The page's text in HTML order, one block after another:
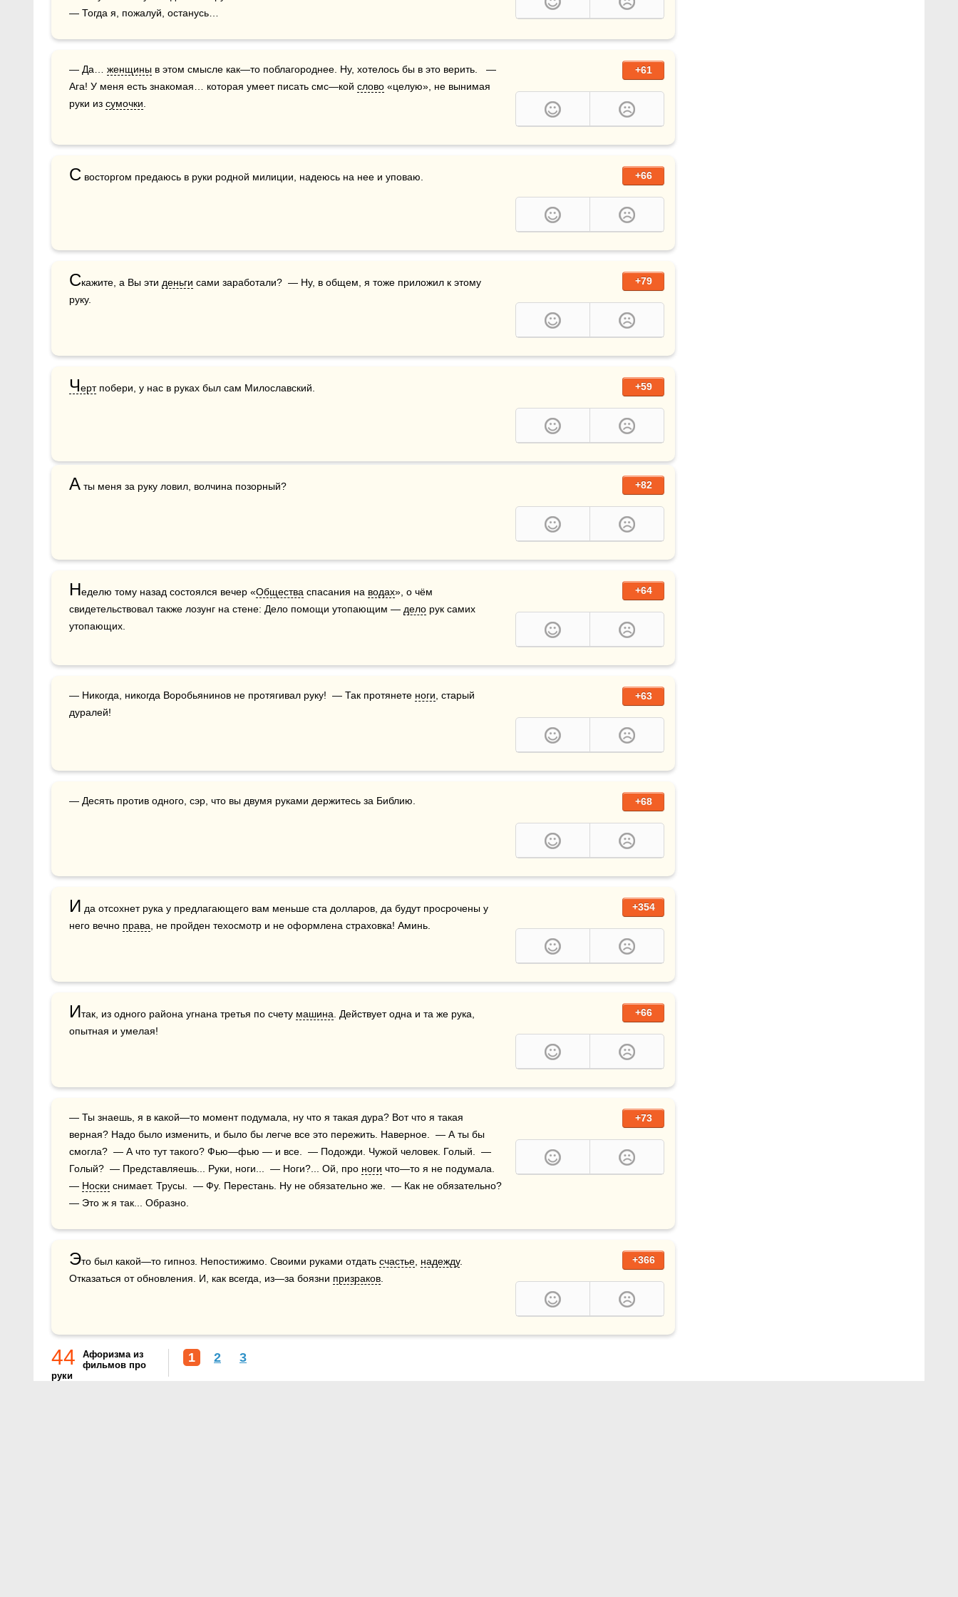
+61
— Да… женщины в этом смысле как—то поблагороднее. Ну, хотелось бы в это верить.   —
Ага! У меня есть знакомая… которая умеет писать смс—кой слово «целую», не вынимая
руки из сумочки
+66
С восторгом предаюсь в руки родной милиции, надеюсь на нее и уповаю.
+79
Скажите, а Вы эти деньги сами заработали?  — Ну, в общем, я тоже приложил к этому
руку.
+59
Черт побери, у нас в руках был сам Милославский.
+82
А
+64
Неделю тому назад состоялся вечер «Общества спасания на водах», о чём
свидетельствовал также лозунг на стене: Дело помощи утопающим — дело рук самих
утопающих.
+63
— Никогда, никогда Воробьянинов не протягивал руку!  — Так протянете ноги , старый
дуралей!
+68
— Десять против одного, сэр, что вы двумя руками держитесь за Библию.
+354
И да отсохнет рука у предлагающего вам меньше ста долларов, да будут просрочены у
него вечно права , не пройден техосмотр и не оформлена страховка! Аминь.
+66
Итак, из одного района угнана третья по счету машина . Действует одна и та же рука,
опытная и умелая!
+73
— Ты знаешь, я в какой—то момент подумала, ну что я такая дура? Вот что я такая
верная? Надо было изменить, и было бы легче все это пережить. Наверное.  — А ты бы
смогла?  — А что тут такого? Фью—фью — и все.  — Подожди. Чужой человек. Голый.  —
Голый?  — Представляешь... Руки, ноги...  — Ноги?... Ой, про ноги что—то я не подумала.
— Носки снимает. Трусы.  — Фу. Перестань. Ну не обязательно же.  — Как не обязательно?
— Это ж я так... Образно.
+366
Это был какой—то гипноз. Непостижимо. Своими руками отдать счастье надежду.
Отказаться от обновления. И, как всегда, из—за боязни призраков
44
Афоризма из
фильмов про
руки
1 2 3